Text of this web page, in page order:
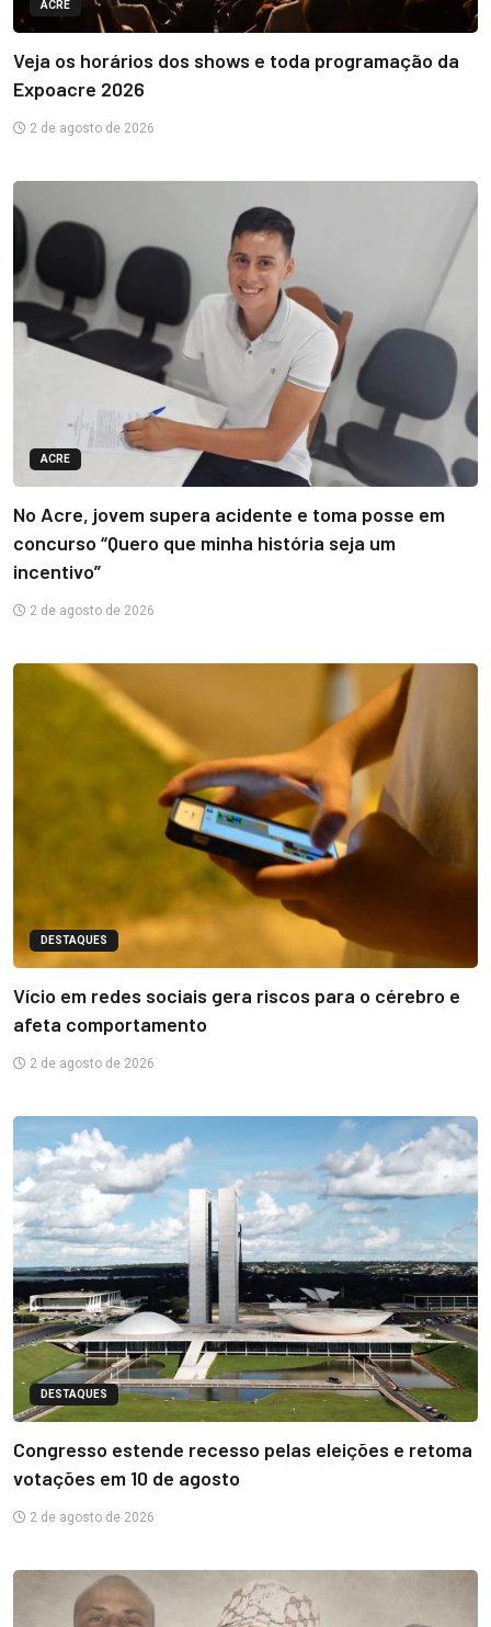
ACRE
Veja os horários dos shows e toda programação da
Expoacre 2026
2 de agosto de 2026
ACRE
No Acre, jovem supera acidente e toma posse em
concurso “Quero que minha história seja um
incentivo”
2 de agosto de 2026
DESTAQUES
Vício em redes sociais gera riscos para o cérebro e
afeta comportamento
2 de agosto de 2026
DESTAQUES
Congresso estende recesso pelas eleições e retoma
votações em 10 de agosto
2 de agosto de 2026